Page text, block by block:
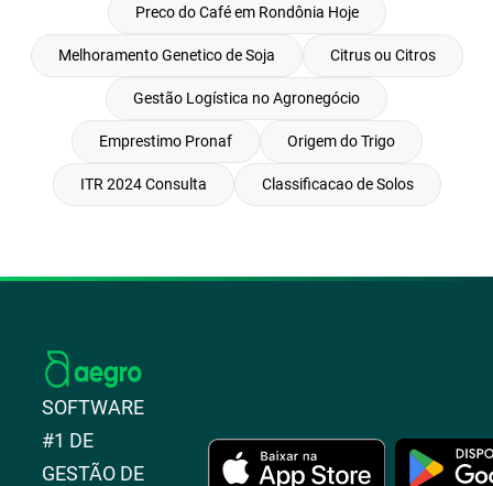
Preco do Café em Rondônia Hoje
Melhoramento Genetico de Soja Citrus ou Citros
Gestão Logística no Agronegócio
Emprestimo Pronaf Origem do Trigo
ITR 2024 Consulta Classificacao de Solos
SOFTWARE
#1 DE
GESTÃO DE